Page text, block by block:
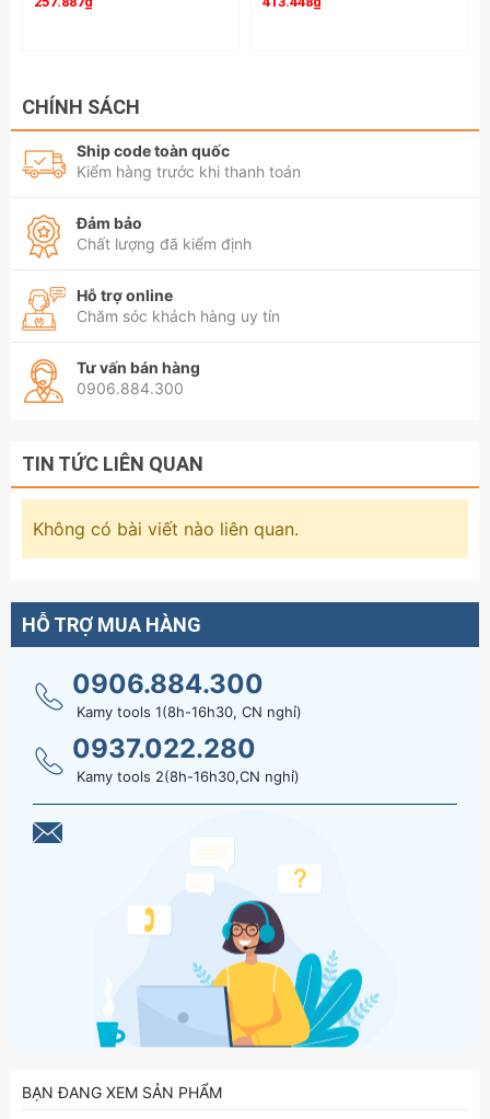
CHÍNH SÁCH
Ship code toàn quốc
Kiểm hàng trước khi thanh toán
Đảm bảo
Chất lượng đã kiểm định
Hỗ trợ online
Chăm sóc khách hàng uy tín
Tư vấn bán hàng
0906.884.300
TIN TỨC LIÊN QUAN
Không có bài viết nào liên quan.
HỖ TRỢ MUA HÀNG
0906.884.300
Kamy tools 1(8h-16h30, CN nghỉ)
0937.022.280
Kamy tools 2(8h-16h30,CN nghỉ)
BẠN ĐANG XEM SẢN PHẨM